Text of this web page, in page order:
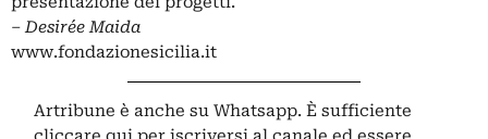
– Desirée Maida
www.fondazionesicilia.it
Artribune è anche su Whatsapp. È sufficiente